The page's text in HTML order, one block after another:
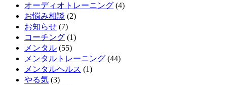
オーディオトレーニング (4)
お悩み相談 (2)
お知らせ (7)
コーチング (1)
メンタル (55)
メンタルトレーニング (44)
メンタルヘルス (1)
やる気 (3)